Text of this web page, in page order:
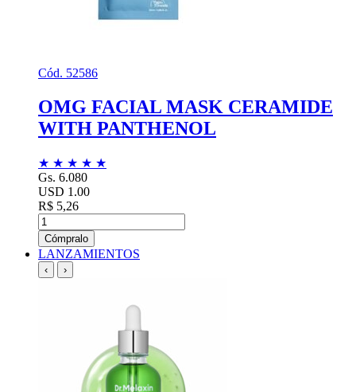
Cód. 52586
OMG FACIAL MASK CERAMIDE
WITH PANTHENOL
★ ★ ★ ★ ★
Gs. 6.080
USD 1.00
R$ 5,26
Cómpralo
LANZAMIENTOS
‹ ›